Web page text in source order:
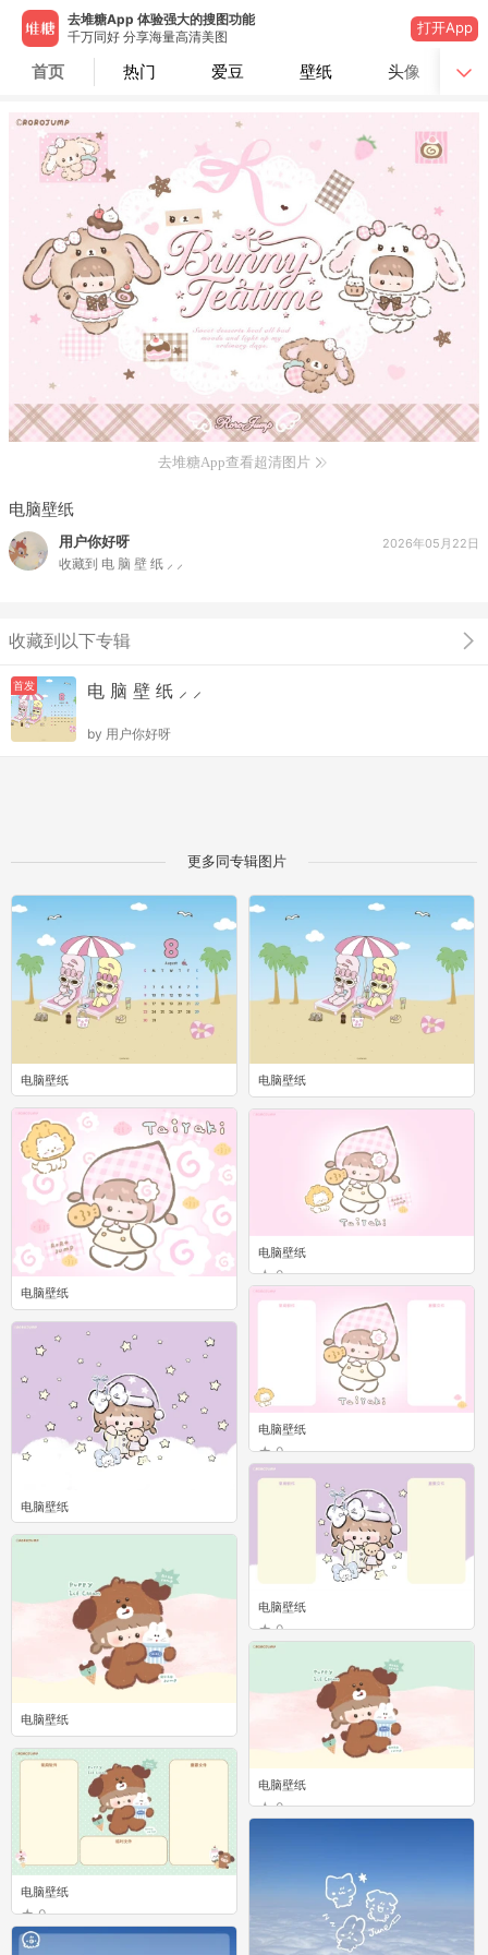
去堆糖App 体验强大的搜图功能
千万同好 分享海量高清美图
打开App
首页 热门 爱豆 壁纸 头像
去堆糖App查看超清图片
电脑壁纸
用户你好呀
收藏到 电 脑 壁 纸 ⸝ ⸝
2026年05月22日
收藏到以下专辑
首发 电 脑 壁 纸 ⸝ ⸝
by 用户你好呀
更多同专辑图片
电脑壁纸 电脑壁纸
0
电脑壁纸
0
电脑壁纸
0
电脑壁纸
0
电脑壁纸
0
电脑壁纸
0
电脑壁纸
0
电脑壁纸
电脑壁纸
0